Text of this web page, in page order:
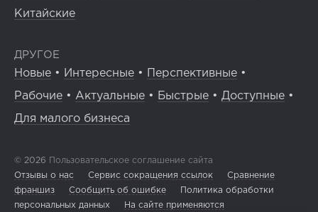
Китайские
ДРУГОЕ
Новые • Интересные • Перспективные •
Рабочие • Актуальные • Быстрые • Доступные •
Для малого бизнеса
© 2026 Пользовательское соглашение сайта
Отзывы о нас
Сервис сокращения ссылок
Сравнение
франшиз
Сообщить об ошибке
Политика обработки
персональных данных
На сайте применяются